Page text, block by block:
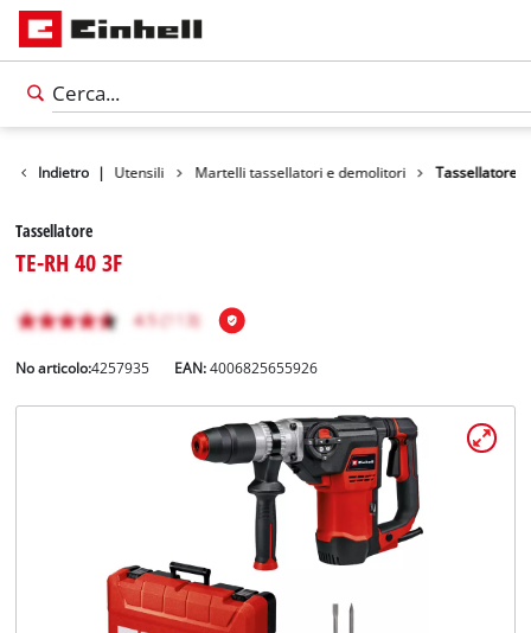
Deutsch
Indietro |
Prodotti Utensili Martelli tassellatori e demolitori Tassellatore
Tassellatore
TE-RH 40 3F
No articolo:4257935 EAN:4006825655926